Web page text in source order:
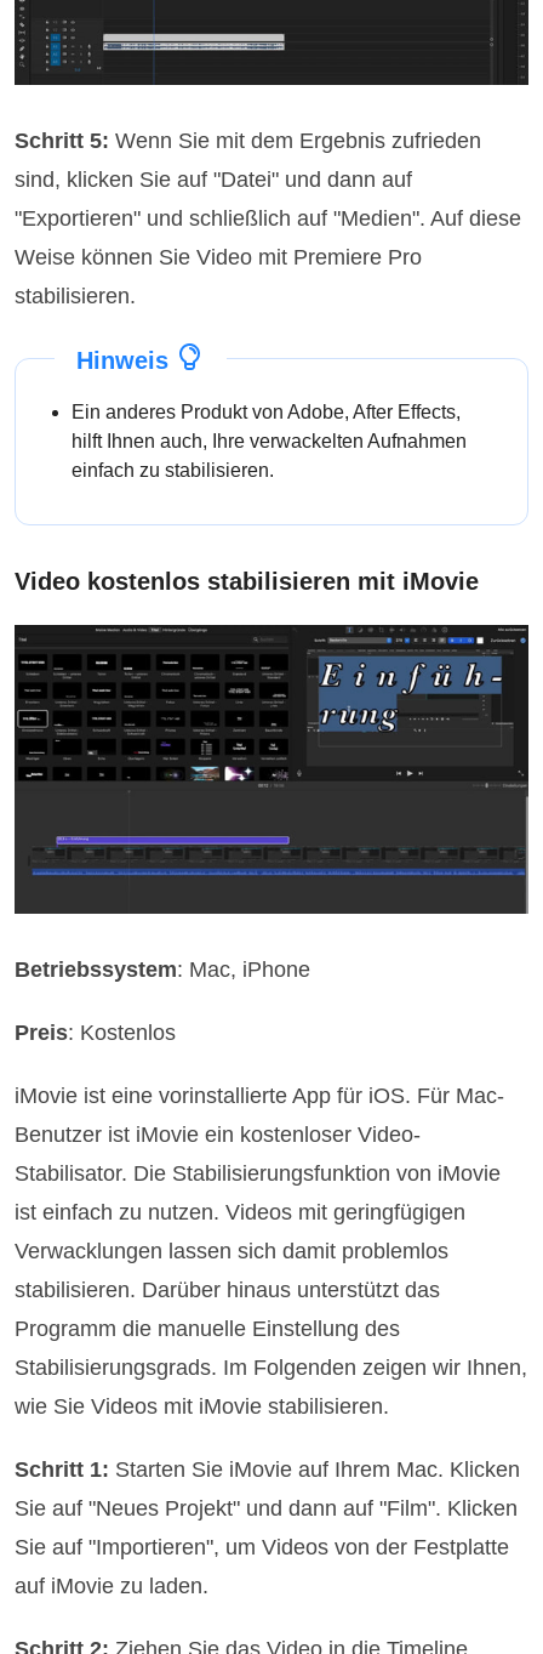
Schritt 5:Wenn Sie mit dem Ergebnis zufrieden
sind, klicken Sie auf "Datei" und dann auf
"Exportieren" und schließlich auf "Medien". Auf diese
Weise können Sie Video mit Premiere Pro
stabilisieren.
Hinweis
Ein anderes Produkt von Adobe, After Effects,
hilft Ihnen auch, Ihre verwackelten Aufnahmen
einfach zu stabilisieren.
Video kostenlos stabilisieren mit iMovie
Betriebssystem: Mac, iPhone
Preis: Kostenlos
iMovie ist eine vorinstallierte App für iOS. Für Mac-
Benutzer ist iMovie ein kostenloser Video-
Stabilisator. Die Stabilisierungsfunktion von iMovie
ist einfach zu nutzen. Videos mit geringfügigen
Verwacklungen lassen sich damit problemlos
stabilisieren. Darüber hinaus unterstützt das
Programm die manuelle Einstellung des
Stabilisierungsgrads. Im Folgenden zeigen wir Ihnen,
wie Sie Videos mit iMovie stabilisieren.
Schritt 1: Starten Sie iMovie auf Ihrem Mac. Klicken
Sie auf "Neues Projekt" und dann auf "Film". Klicken
Sie auf "Importieren", um Videos von der Festplatte
auf iMovie zu laden.